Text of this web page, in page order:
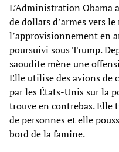
L’Administration Obama
de dollars d’armes vers
l’approvisionnement en
poursuivi sous Trump.
saoudite mène une
Elle utilise des avions de
par les États-Unis sur la
trouve en contrebas. Elle
de personnes et elle
bord de la famine.